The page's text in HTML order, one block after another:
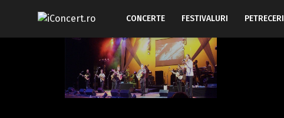
CONCERTE FESTIVALURI PETRECERI